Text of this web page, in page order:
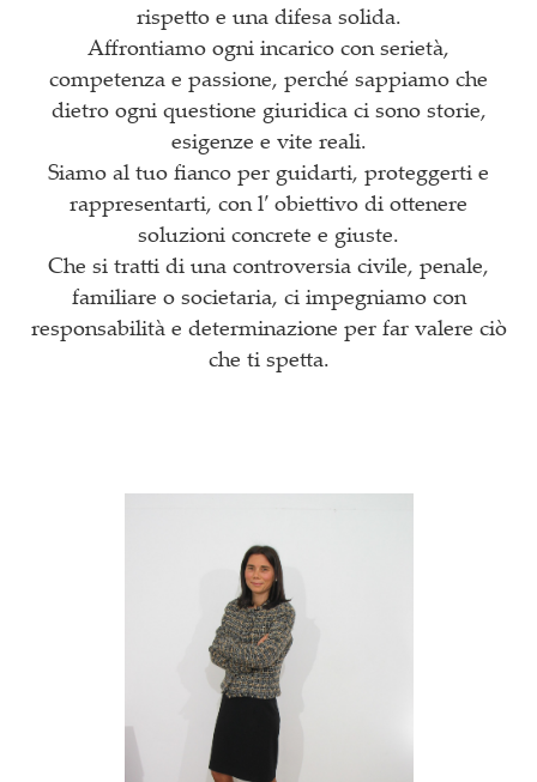
rispetto e una difesa solida.
Affrontiamo ogni incarico con serietà,
competenza e passione, perché sappiamo che
dietro ogni questione giuridica ci sono storie,
esigenze e vite reali.
Siamo al tuo fianco per guidarti, proteggerti e
rappresentarti, con l′ obiettivo di ottenere
soluzioni concrete e giuste.
Che si tratti di una controversia civile, penale,
familiare o societaria, ci impegniamo con
responsabilità e determinazione per far valere ciò
che ti spetta.